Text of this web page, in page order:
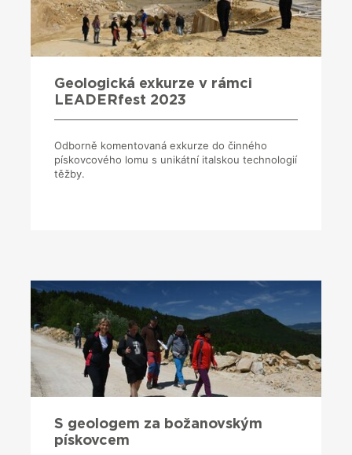
Geologická exkurze v rámci
LEADERfest 2023
Odborně komentovaná exkurze do činného
pískovcového lomu s unikátní italskou technologií
těžby.
S geologem za božanovským
pískovcem